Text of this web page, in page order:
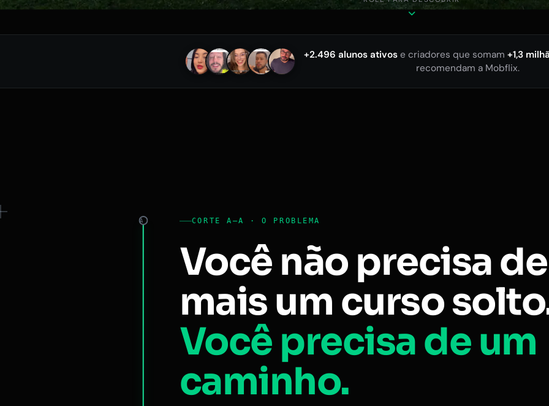
+2.496 alunos ativose criadores que somam +1,3
recomendam a Mobflix.
A CORTE A–A · O PROBLEMA
Você não precisa de
mais um curso
Você precisa de um
caminho.